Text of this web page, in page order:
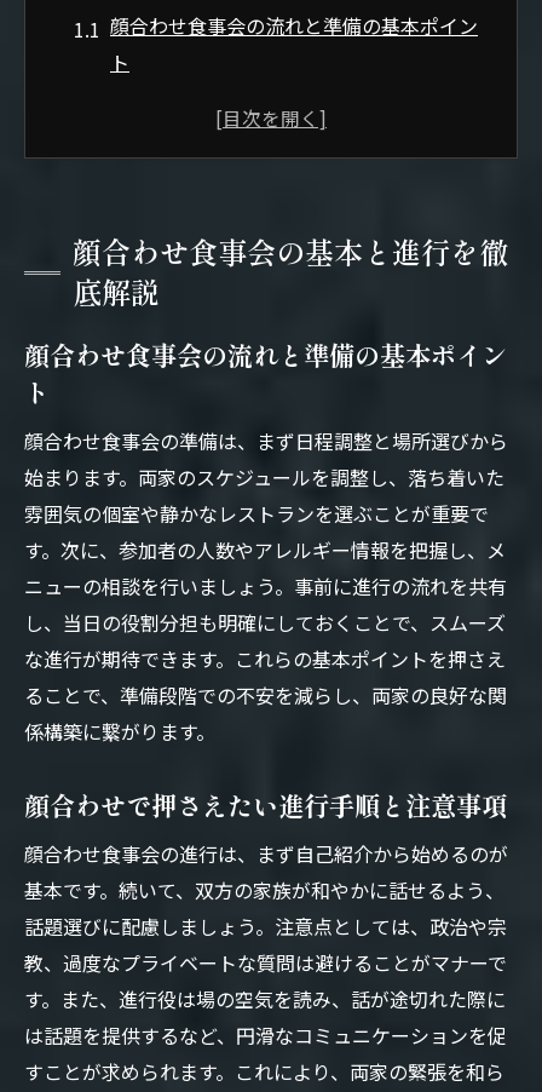
顔合わせ食事会の流れと準備の基本ポイン
ト
顔合わせで押さえたい進行手順と注意事項
顔合わせでぐだぐだを防ぐ流れの整え方
両家顔合わせにふさわしい服装選びのコツ
顔合わせ食事会に最適な服装マナーの基本
顔合わせ食事会の服装選びで失敗しない方
法
両家顔合わせに合う上品な服装のポイント
顔合わせ食事会での服装選びの注意点
顔合わせにふさわしい清楚な服装の選び方
支払いマナーで迷わない顔合わせ準備術
顔合わせ食事会の支払いマナーと基本ルー
ル
両家顔合わせの費用分担方法と注意点
顔合わせ食事会での支払いトラブル回避法
ツ
顔合わせ食事会の費用相場と負担パターン
両家で納得できる支払いマナーの整え方
非常識を避ける顔合わせ食事会の心得とは
顔合わせ食事会で非常識を避けるマナー
両家顔合わせでやってはいけないタブー集
顔合わせ食事会の基本と進行を徹
底解説
顔合わせ食事会の流れと準備の基本ポイン
ト
顔合わせ食事会の準備は、まず日程調整と場所選びから
始まります。両家のスケジュールを調整し、落ち着いた
雰囲気の個室や静かなレストランを選ぶことが重要で
す。次に、参加者の人数やアレルギー情報を把握し、メ
ニューの相談を行いましょう。事前に進行の流れを共有
し、当日の役割分担も明確にしておくことで、スムーズ
な進行が期待できます。これらの基本ポイントを押さえ
ることで、準備段階での不安を減らし、両家の良好な関
係構築に繋がります。
顔合わせで押さえたい進行手順と注意事項
顔合わせ食事会の進行は、まず自己紹介から始めるのが
基本です。続いて、双方の家族が和やかに話せるよう、
話題選びに配慮しましょう。注意点としては、政治や宗
教、過度なプライベートな質問は避けることがマナーで
す。また、進行役は場の空気を読み、話が途切れた際に
は話題を提供するなど、円滑なコミュニケーションを促
すことが求められます。これにより、両家の緊張を和ら